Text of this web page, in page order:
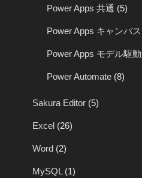
Power Apps 共通 (5)
Power Apps キャンバ
Power Apps モデル駆
Power Automate (8)
Sakura Editor (5)
Excel (26)
Word (2)
MySQL(1)